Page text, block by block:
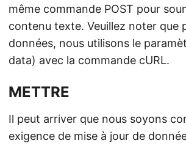
même commande POST pour
contenu texte. Veuillez noter que
données, nous utilisons le
data) avec la commande cURL.
METTRE
Il peut arriver que nous soyons
exigence de mise à jour de